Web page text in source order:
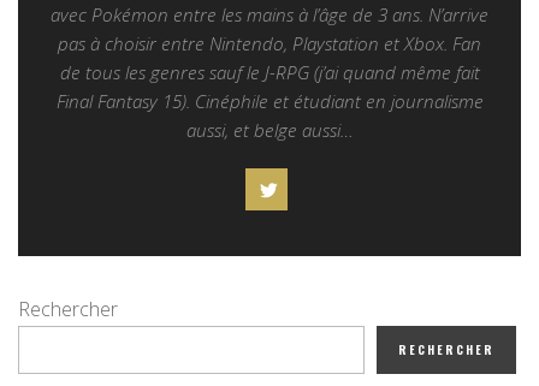
avec Pokémon entre les mains à l’âge de 3 ans. N’arrive
pas à choisir entre Nintendo, Playstation et Xbox. Fan
de tous les genres sauf le J-RPG (j’ai quand même fait
Final Fantasy 15). Cinéphile et étudiant en journalisme
aussi, et belge aussi…
Rechercher
RECHERCHER